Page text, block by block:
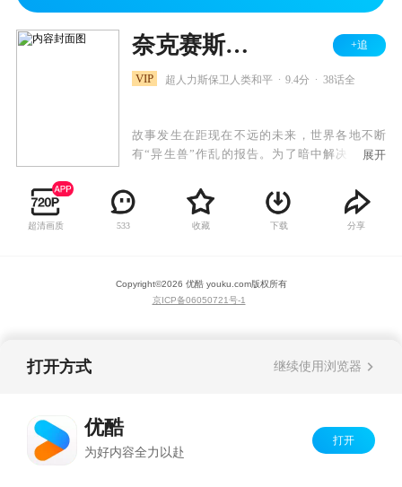
奈克赛斯奥特曼 +追
VIP 超人力斯保卫人类和平 9.4分 38话全
故事发生在距现在不远的未来，世界各地不断
有“异生兽”作乱的报告。为了暗中解决这个问
支部被称为TLT-J。而TLT-J的下属组织就是夜袭队
NR（Night Raider）。他们的任务就是秘密的消灭
异生兽。新的异生兽突然出现在拥有骄人战绩的
者姫矢准也出现了。奈克瑟斯利用相位的褶曲，
制造出属于自己的战斗空间“美塔领域”。他在巨
展开
超清画质 533 收藏 下载 分享
Copyright©2026 优酷 youku.com版权所有
京ICP备06050721号-1
打开方式 继续使用浏览器
优酷
为好内容全力以赴
打开